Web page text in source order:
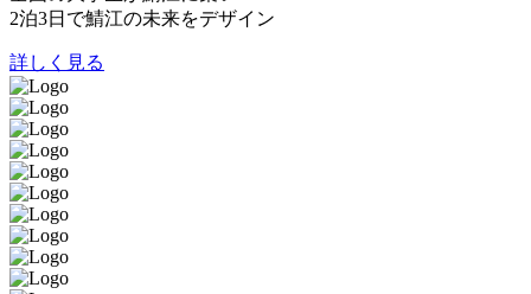
2泊3日で鯖江の未来をデザイン
詳しく見る